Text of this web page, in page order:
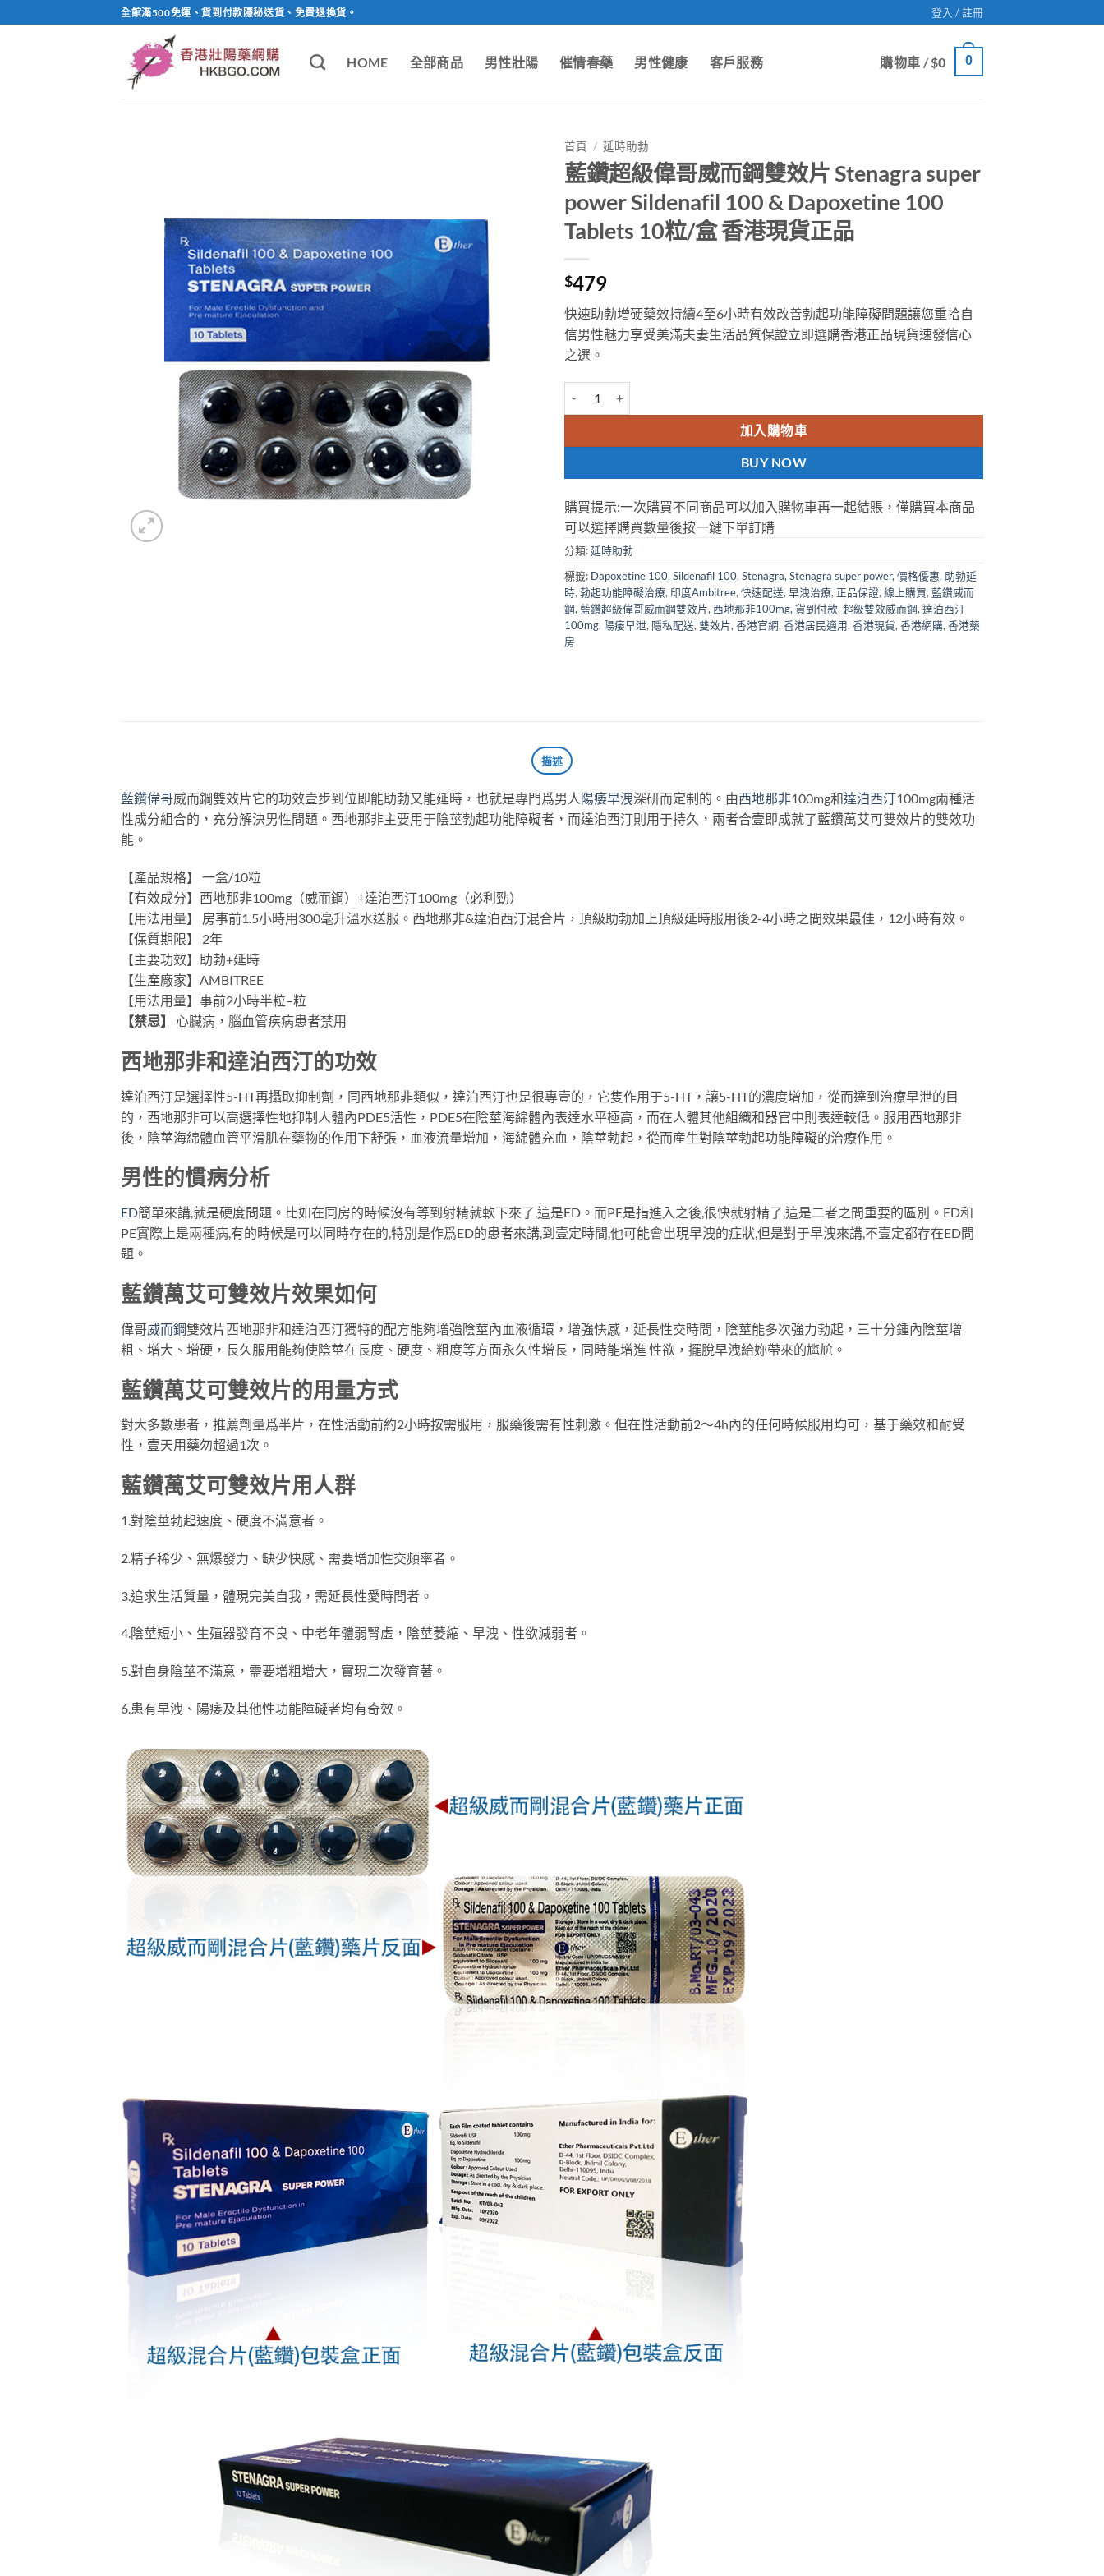
to
全館滿500免運、貨到付款隱秘送貨、免費退換貨。 登入 / 註冊
HOME 全部商品 男性壯陽 催情春藥 男性健康 客戶服務 購物車 /$0 0
首頁 / 延時助勃
藍鑽超級偉哥威而鋼雙效片 Stenagra super
power Sildenafil 100 & Dapoxetine 100
Tablets 10粒/盒 香港現貨正品
$479
快速助勃增硬藥效持續4至6小時有效改善勃起功能障礙問題讓您重拾自
信男性魅力享受美滿夫妻生活品質保證立即選購香港正品現貨速發信心
之選。
加入購物車
BUY NOW
購買提示:一次購買不同商品可以加入購物車再一起結賬，僅購買本商品
可以選擇購買數量後按一鍵下單訂購
分類:延時助勃
標籤: Dapoxetine 100, Sildenafil 100, Stenagra, Stenagra super power, 價格優惠, 助勃延
時, 勃起功能障礙治療, 印度Ambitree, 快速配送, 早洩治療, 正品保證, 線上購買, 藍鑽威而
鋼, 藍鑽超級偉哥威而鋼雙效片, 西地那非100mg, 貨到付款, 超級雙效威而鋼, 達泊西汀
100mg, 陽痿早泄, 隱私配送, 雙效片, 香港官網, 香港居民適用, 香港現貨, 香港網購, 香港藥
房
描述
藍鑽偉哥威而鋼雙效片它的功效壹步到位即能助勃又能延時，也就是專門爲男人 陽痿早洩深研而定制的。由西地那非100mg和達泊西汀100mg兩種活
性成分組合的，充分解決男性問題。西地那非主要用于陰莖勃起功能障礙者，而達泊西汀則用于持久，兩者合壹即成就了藍鑽萬艾可雙效片的雙效功
能。
【產品規格】 一盒/10粒
【有效成分】西地那非100mg（威而鋼）+達泊西汀100mg（必利勁）
【用法用量】 房事前1.5小時用300毫升溫水送服。西地那非&達泊西汀混合片，頂級助勃加上頂級延時服用後2-4小時之間效果最佳，12小時有效。
【保質期限】 2年
【主要功效】助勃+延時
【生產廠家】AMBITREE
【用法用量】事前2小時半粒–粒
【禁忌】
心臟病，腦血管疾病患者禁用
西地那非和達泊西汀的功效
達泊西汀是選擇性5-HT再攝取抑制劑，同西地那非類似，達泊西汀也是很專壹的，它隻作用于5-HT，讓5-HT的濃度增加，從而達到治療早泄的目
的，西地那非可以高選擇性地抑制人體內PDE5活性，PDE5在陰莖海綿體內表達水平極高，而在人體其他組織和器官中則表達較低。服用西地那非
後，陰莖海綿體血管平滑肌在藥物的作用下舒張，血液流量增加，海綿體充血，陰莖勃起，從而産生對陰莖勃起功能障礙的治療作用。
男性的慣病分析
ED簡單來講,就是硬度問題。比如在同房的時候沒有等到射精就軟下來了,這是ED。而PE是指進入之後,很快就射精了,這是二者之間重要的區別。ED和
PE實際上是兩種病,有的時候是可以同時存在的,特別是作爲ED的患者來講,到壹定時間,他可能會出現早洩的症狀,但是對于早洩來講,不壹定都存在ED問
題。
藍鑽萬艾可雙效片效果如何
偉哥威而鋼雙效片西地那非和達泊西汀獨特的配方能夠增強陰莖內血液循環，增強快感，延長性交時間，陰莖能多次強力勃起，三十分鍾內陰莖增
粗、增大、增硬，長久服用能夠使陰莖在長度、硬度、粗度等方面永久性增長，同時能增進 性欲，擺脫早洩給妳帶來的尴尬。
藍鑽萬艾可雙效片的用量方式
對大多數患者，推薦劑量爲半片，在性活動前約2小時按需服用，服藥後需有性刺激。但在性活動前2～4h內的任何時候服用均可，基于藥效和耐受
性，壹天用藥勿超過1次。
藍鑽萬艾可雙效片用人群
1.對陰莖勃起速度、硬度不滿意者。
2.精子稀少、無爆發力、缺少快感、需要增加性交頻率者。
3.追求生活質量，體現完美自我，需延長性愛時間者。
4.陰莖短小、生殖器發育不良、中老年體弱腎虛，陰莖萎縮、早洩、性欲減弱者。
5.對自身陰莖不滿意，需要增粗增大，實現二次發育著。
6.患有早洩、陽痿及其他性功能障礙者均有奇效。